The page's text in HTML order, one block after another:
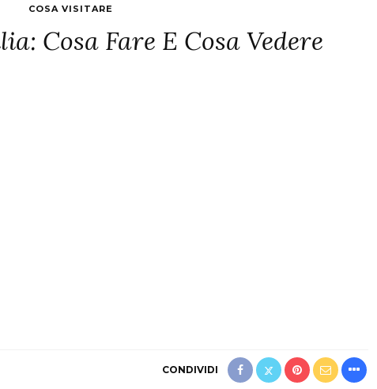
COSA VISITARE
Cosa Fare E Cosa Vedere
CONDIVIDI